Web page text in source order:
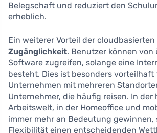
Belegschaft und reduziert den
erheblich.
Ein weiterer Vorteil der
Zugänglichkeit. Benutzer können von
Software zugreifen, solange eine
besteht. Dies ist besonders vorteilhaft
Unternehmen mit mehreren
Unternehmer, die häufig reisen. In der
Arbeitswelt, in der Homeoffice und
immer mehr an Bedeutung gewinnen,
Flexibilität einen entscheidenden